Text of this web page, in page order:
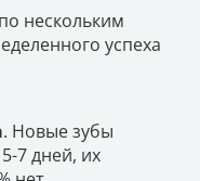
нескольким
успеха
. Новые зубы
7 дней, их